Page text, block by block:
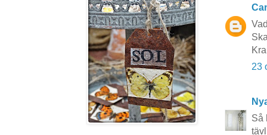
23
Så